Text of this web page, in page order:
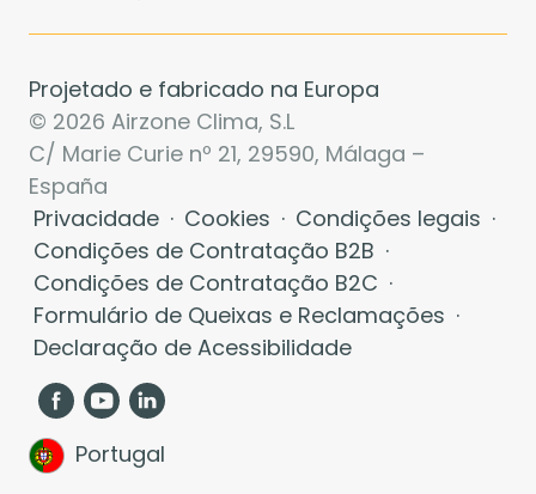
Projetado e fabricado na Europa
© 2026 Airzone Clima, S.L
C/ Marie Curie nº 21, 29590, Málaga –
España
Privacidade · Cookies · Condições legais ·
Condições de Contratação B2B ·
Condições de Contratação B2C ·
Formulário de Queixas e Reclamações ·
Declaração de Acessibilidade
Portugal